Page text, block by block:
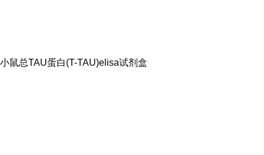
小鼠总TAU蛋白(T-TAU)elisa试剂盒